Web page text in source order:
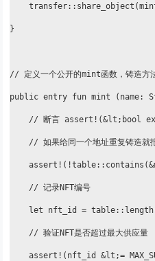
}
// 定义一个公开的mint函数，铸造
public entry fun mint (name:
// 断言 assert!(&lt;bool
// 如果给同一个地址重复铸造就
    // 记录NFT编号
let nft_id =
    // 验证NFT是否超过最大供应量
assert!(nft_id &lt;=